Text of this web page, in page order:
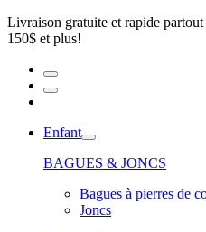
Livraison gratuite et rapide
150$ et plus!
Enfant
BAGUES & JONCS
Bagues à pierres de
Joncs